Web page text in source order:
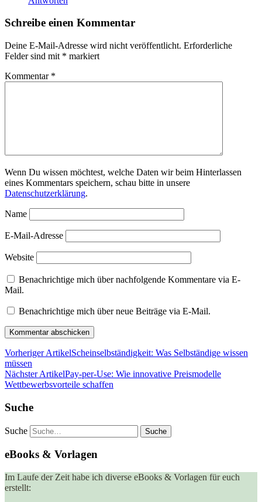
Schreibe einen Kommentar
Deine E-Mail-Adresse wird nicht veröffentlicht. Erforderliche
Felder sind mit * markiert
Kommentar *
Wenn Du wissen möchtest, welche Daten wir beim Hinterlassen
eines Kommentars speichern, schau bitte in unsere
Datenschutzerklärung.
Name
E-Mail-Adresse
Website
Benachrichtige mich über nachfolgende Kommentare via E-
Mail.
Benachrichtige mich über neue Beiträge via E-Mail.
Vorheriger ArtikelScheinselbständigkeit: Was Selbständige wissen
müssen
Nächster ArtikelPay-per-Use: Wie innovative Preismodelle
Wettbewerbsvorteile schaffen
Suche
Suche
eBooks & Vorlagen
Im Laufe der Zeit habe ich diverse eBooks & Vorlagen für euch
erstellt: